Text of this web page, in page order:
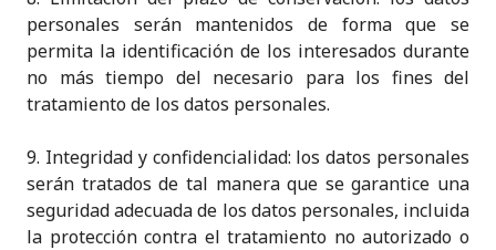
personales serán mantenidos de forma que se
permita la identificación de los interesados durante
no más tiempo del necesario para los fines del
tratamiento de los datos personales.
9. Integridad y confidencialidad: los datos personales
serán tratados de tal manera que se garantice una
seguridad adecuada de los datos personales, incluida
la protección contra el tratamiento no autorizado o